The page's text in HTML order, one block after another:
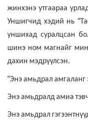
жинхэнэ утгаараа
Уншигчид хэдий нь “
уншихад суралцсан
шинэ ном магнайг
дахин мэдрүүлсэн.
“Энэамьдраламгаланг
Энэамьдралдамиа
Энэамьдрал